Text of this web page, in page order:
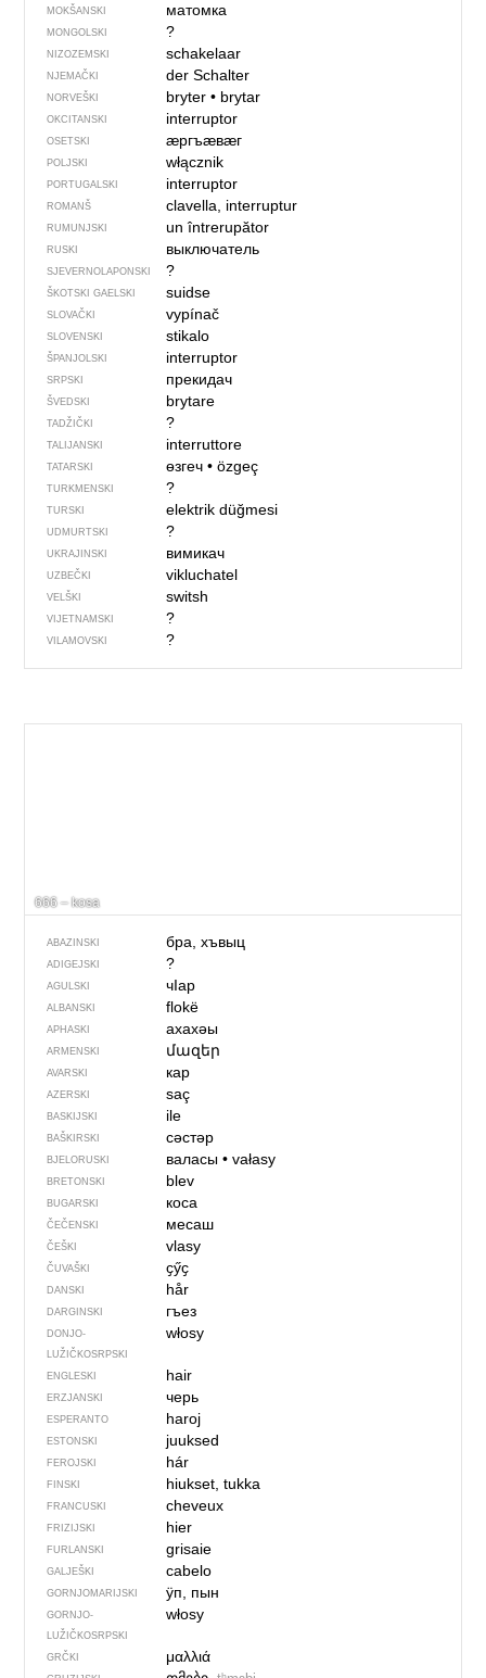
MOKŠANSKI матомка
MONGOLSKI ?
NIZOZEMSKI schakelaar
NJEMAČKI der Schalter
NORVEŠKI bryter• brytar
OKCITANSKI interruptor
OSETSKI ӕргъӕвӕг
POLJSKI włącznik
PORTUGALSKI interruptor
ROMANŠ clavella, interruptur
RUMUNJSKI un întrerupător
RUSKI выключатель
SJEVER­NO­LA­PONSKI ?
ŠKOTSKI GAELSKI suidse
SLOVAČKI vypínač
SLOVENSKI stikalo
ŠPANJOLSKI interruptor
SRPSKI прекидач
ŠVEDSKI brytare
TADŽIČKI ?
TALIJANSKI interruttore
TATARSKI өзгеч• özgeç
TURKMENSKI ?
TURSKI elektrik düğmesi
UDMURTSKI ?
UKRAJINSKI вимикач
UZBEČKI vikluchatel
VELŠKI switsh
VIJETNAMSKI ?
VILAMOVSKI ?
666 – kosa
ABAZINSKI бра, хъвыц
ADIGEJSKI ?
AGULSKI чIар
ALBANSKI flokë
APHASKI ахахәы
ARMENSKI մազեր
AVARSKI кар
AZERSKI saç
BASKIJSKI ile
BAŠKIRSKI сәстәр
BJELORUSKI валасы• vałasy
BRETONSKI blev
BUGARSKI коса
ČEČENSKI месаш
ČEŠKI vlasy
ČUVAŠKI ҫӳҫ
DANSKI hår
DARGINSKI гъез
DONJO­
LUŽIČKOSRPSKI
włosy
ENGLESKI hair
ERZJANSKI черь
ESPERANTO haroj
ESTONSKI juuksed
FEROJSKI hár
FINSKI hiukset, tukka
FRANCUSKI cheveux
FRIZIJSKI hier
FURLANSKI grisaie
GALJEŠKI cabelo
GORNJOMARIJSKI ӱп, пын
GORNJO­
LUŽIČKOSRPSKI
włosy
GRČKI μαλλιά